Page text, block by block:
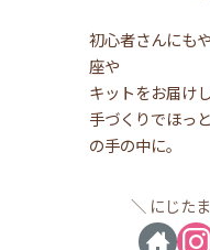
初心者さんにも
座や
キットをお届け
手づくりでほっ
の手の中に。
にじた